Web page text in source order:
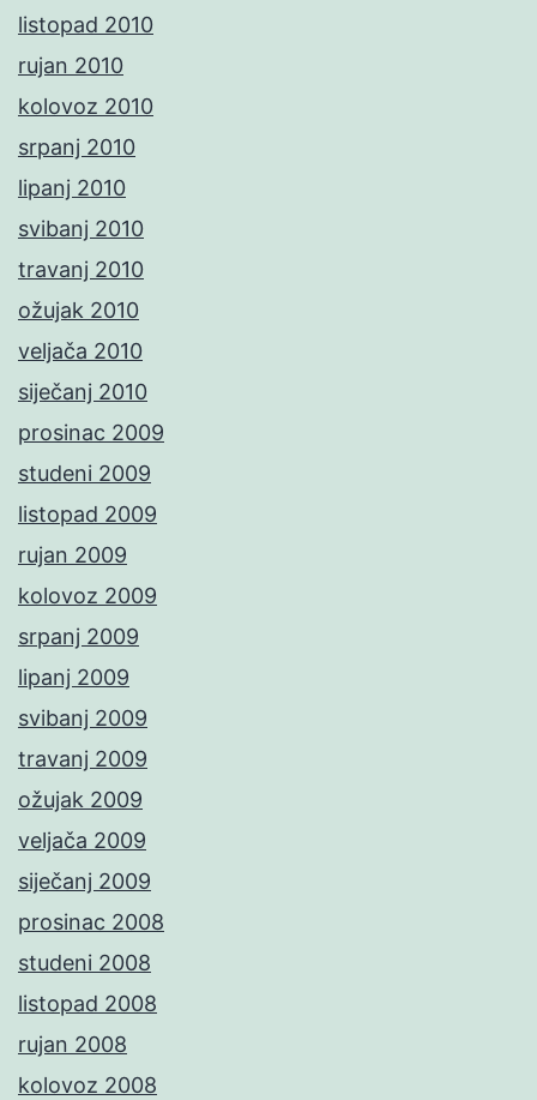
listopad 2010
rujan 2010
kolovoz 2010
srpanj 2010
lipanj 2010
svibanj 2010
travanj 2010
ožujak 2010
veljača 2010
siječanj 2010
prosinac 2009
studeni 2009
listopad 2009
rujan 2009
kolovoz 2009
srpanj 2009
lipanj 2009
svibanj 2009
travanj 2009
ožujak 2009
veljača 2009
siječanj 2009
prosinac 2008
studeni 2008
listopad 2008
rujan 2008
kolovoz 2008